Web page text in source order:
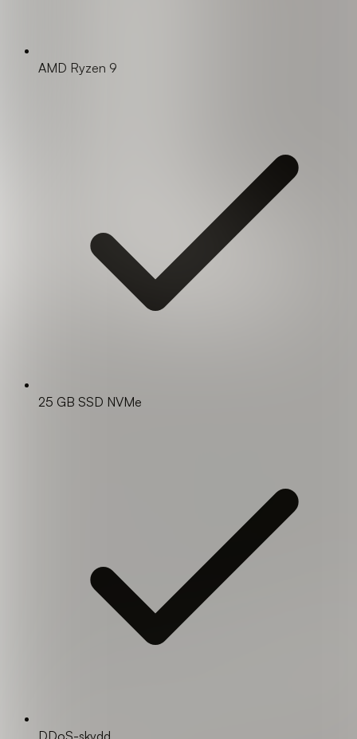
AMD Ryzen 9
25 GB SSD NVMe
DDoS-skydd